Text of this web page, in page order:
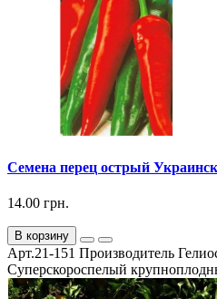
Семена перец острый
14.00 грн.
В корзину
Арт.21-151 Производитель
Суперскороспелый